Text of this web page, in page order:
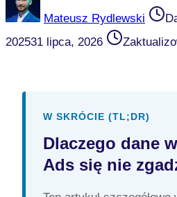
Mateusz Rydlewski
202531 lipca, 2026
W SKRÓCIE (TL;DR)
Dlaczego dane
Ads się nie